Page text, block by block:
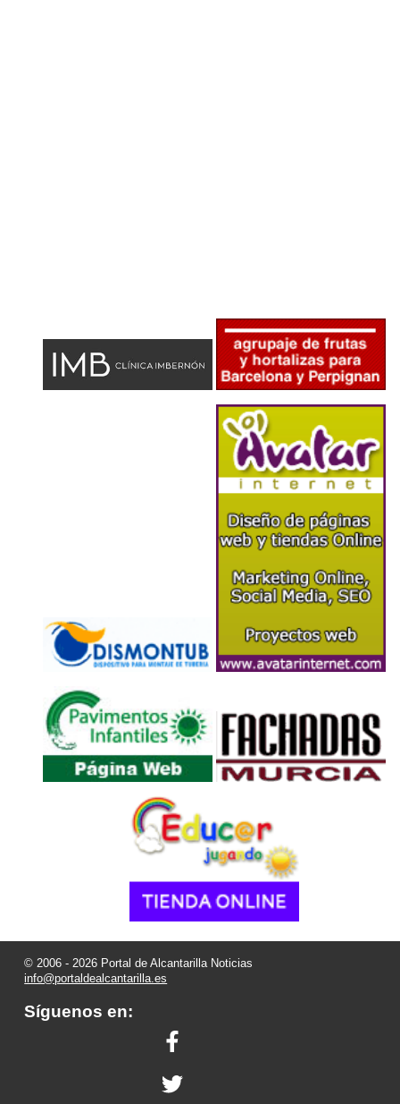
© 2006 - 2026 Portal de Alcantarilla Noticias
info@portaldealcantarilla.es
Síguenos en: